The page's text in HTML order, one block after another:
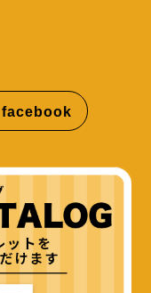
facebook